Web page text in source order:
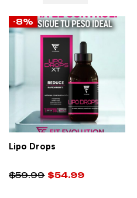
-8%
AÑADIR AL CARRITO
Lipo Drops
$59.99 $54.99